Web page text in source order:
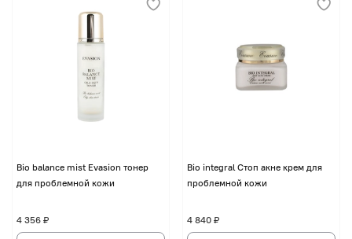
Bio balance mist Evasion тонер
для проблемной кожи
4 356 ₽
Bio integral Стоп акне крем для
проблемной кожи
4 840 ₽